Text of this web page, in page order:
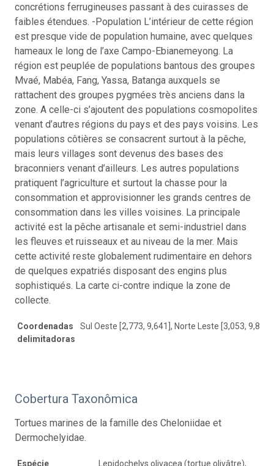
concrétions ferrugineuses passant à des cuirasses de
faibles étendues. -Population L’intérieur de cette région
est presque vide de population humaine, avec quelques
hameaux le long de l’axe Campo-Ebianemeyong. La
région est peuplée de populations bantous des groupes
Mvaé, Mabéa, Fang, Yassa, Batanga auxquels se
rattachent des groupes pygmées très anciens dans la
zone. A celle-ci s’ajoutent des populations cosmopolites
venant d’autres régions du pays et des pays voisins. Les
populations côtières se consacrent surtout à la pêche,
mais leurs villages sont devenus des bases des
braconniers venant d’ailleurs. Les autres populations
pratiquent l’agriculture et surtout la chasse pour la
consommation et approvisionner les grands centres de
consommation dans les villes voisines. La principale
activité est la pêche artisanale et semi-industriel dans
les fleuves et ruisseaux et au niveau de la mer. Mais
cette activité reste globalement rudimentaire en dehors
de quelques expatriés disposant des engins plus
sophistiqués. La carte ci-contre indique la zone de
collecte.
Coordenadas
delimitadoras
Sul Oeste [2,773, 9,641], Norte Leste [3,053, 9,871]
Cobertura Taxonômica
Tortues marines de la famille des Cheloniidae et
Dermochelyidae.
Espécie
Lepidochelys olivacea (tortue olivâtre),